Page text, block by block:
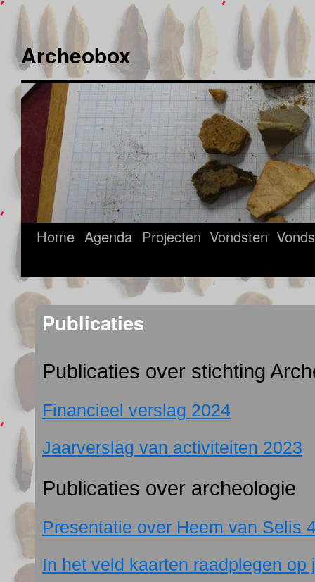
naar
de
inhoud
Archeobox
Home Agenda Projecten Vondsten
Publicaties
Publicaties over stichting
Financieel verslag 2024
Jaarverslag van activiteiten 2023
Publicaties over archeologie
Presentatie over Heem van Selis
In het veld kaarten raadplegen op